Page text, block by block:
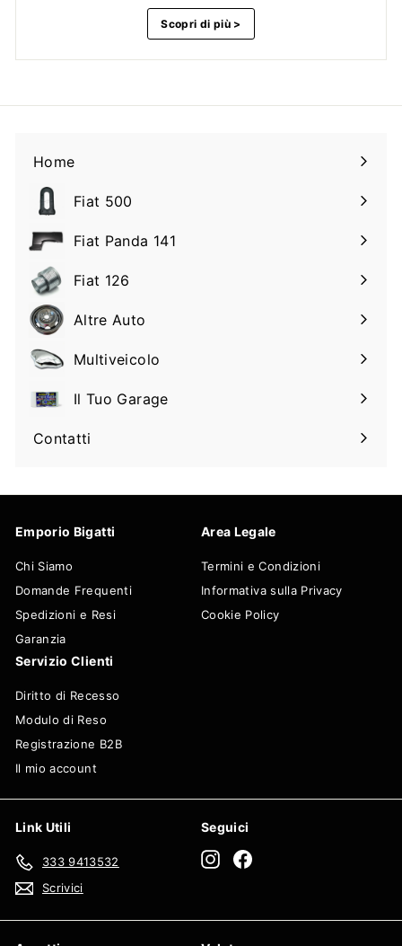
Scopri di più >
Home
Fiat 500
Espandi
il
sottomenu
Fiat Panda 141
Espandi
il
sottomenu
Fiat 126
Espandi
il
sottomenu
Altre Auto
Espandi
il
sottomenu
Multiveicolo
Espandi
il
sottomenu
Il Tuo Garage
Espandi
il
Contatti
Emporio Bigatti
Chi Siamo
Domande Frequenti
Spedizioni e Resi
Garanzia
Area Legale
Termini e Condizioni
Informativa sulla Privacy
Cookie Policy
Servizio Clienti
Diritto di Recesso
Modulo di Reso
Registrazione B2B
Il mio account
Link Utili
333 9413532
Scrivici
Seguici
Instagram